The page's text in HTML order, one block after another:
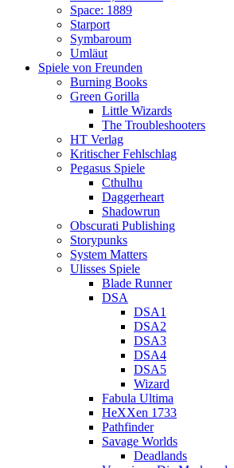
Space: 1889
Starport
Symbaroum
Umläut
Spiele von Freunden
Burning Books
Green Gorilla
Little Wizards
The Troubleshooters
HT Verlag
Kritischer Fehlschlag
Pegasus Spiele
Cthulhu
Daggerheart
Shadowrun
Obscurati Publishing
Storypunks
System Matters
Ulisses Spiele
Blade Runner
DSA
DSA1
DSA2
DSA3
DSA4
DSA5
Wizard
Fabula Ultima
HeXXen 1733
Pathfinder
Savage Worlds
Deadlands